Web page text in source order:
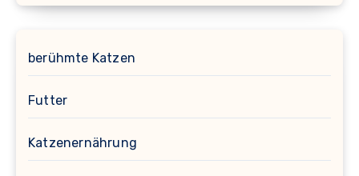
berühmte Katzen
Futter
Katzenernährung